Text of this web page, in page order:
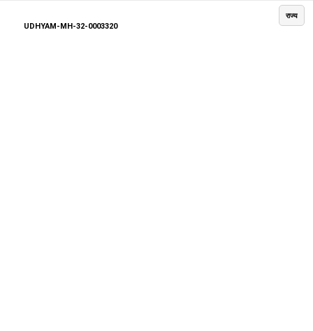
UDHYAM-MH-32-0003320
राज्य